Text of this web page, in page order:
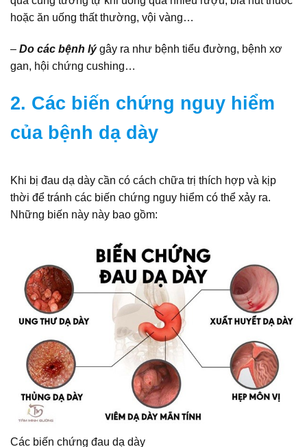
hoặc ăn uống thất thường, vội vàng…
– Do các bệnh lýgây ra như bệnh tiểu đường, bệnh xơ
gan, hội chứng cushing…
2. Các biến chứng nguy hiểm
của bệnh dạ dày
Khi bị đau dạ dày cần có cách chữa trị thích hợp và kịp
thời để tránh các biến chứng nguy hiểm có thể xảy ra.
Những biến này này bao gồm:
Các biến chứng đau dạ dày